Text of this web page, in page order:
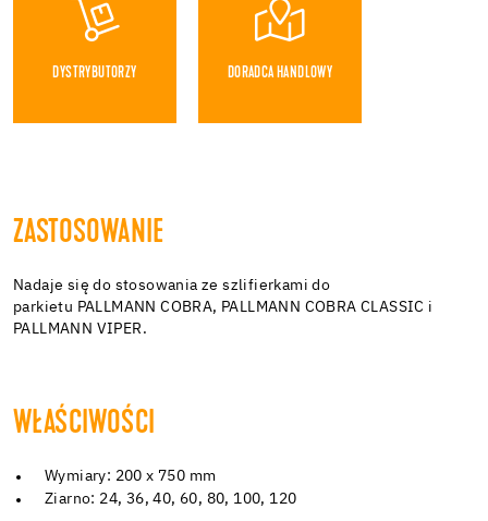
DYSTRYBUTORZY DORADCA HANDLOWY
ZASTOSOWANIE
Nadaje się do stosowania ze szlifierkami do
parkietu PALLMANN COBRA, PALLMANN COBRA CLASSIC i
PALLMANN VIPER.
WŁAŚCIWOŚCI
Wymiary: 200 x 750 mm
Ziarno: 24, 36, 40, 60, 80, 100, 120